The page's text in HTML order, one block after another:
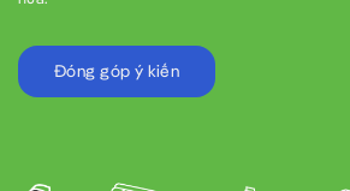
Đóng góp ý kiến